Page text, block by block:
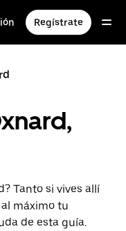
Regístrate
Tanto si vives allí
máximo tu
de esta guía.